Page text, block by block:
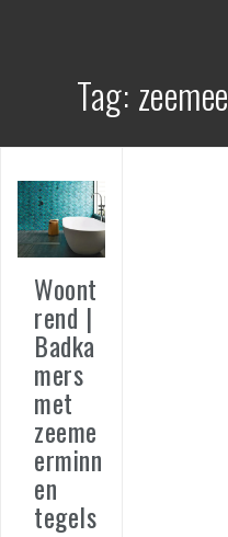
Tag:
Woont
rend |
Badka
mers
met
zeeme
erminn
en
tegels